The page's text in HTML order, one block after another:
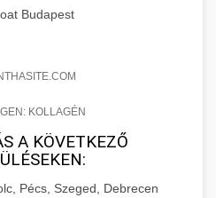
Budapest
KOLLAGÉN
A KÖVETKEZŐ
Pécs, Szeged, Debrecen